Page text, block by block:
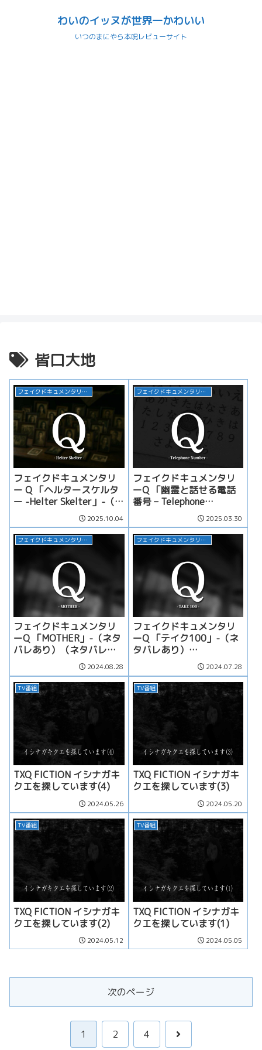
わいのイッヌが世界一かわいい
いつのまにやら本呪レビューサイト
皆口大地
フェイクドキュメンタリー Q
フェイクドキュメンタリ
ー Q 「ヘルタースケルタ
ー -Helter Skelter」-（ネ
2025.10.04
フェイクドキュメンタリー Q
フェイクドキュメンタリ
ーQ 「幽霊と話せる電話
番号 – Telephone
Number」-（ネタバレあ
り）
2025.03.30
フェイクドキュメンタリー Q
フェイクドキュメンタリ
ーQ 「MOTHER」-（ネタ
バレあり）（ネタバレあ
2024.08.28
フェイクドキュメンタリー Q
フェイクドキュメンタリ
ーQ 「テイク100」-（ネ
タバレあり）
Take100（ネタバレあ
り）
2024.07.28
TV番組
TXQ FICTION イシナガキ
クエを探しています(4)
2024.05.26
TV番組
TXQ FICTION イシナガキ
クエを探しています(3)
2024.05.20
TV番組
TXQ FICTION イシナガキ
クエを探しています(2)
2024.05.12
TV番組
TXQ FICTION イシナガキ
クエを探しています(1)
2024.05.05
次のページ
1 2 4 次